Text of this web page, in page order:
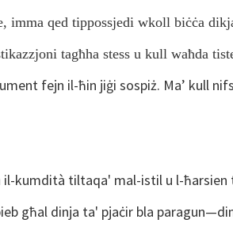
imma qed tippossjedi wkoll biċċa
tagħha stess u kull waħda
fejn il-ħin jiġi sospiż. Ma’ kull
kumdità tiltaqa' mal-istil u l-
għal dinja ta' pjaċir bla